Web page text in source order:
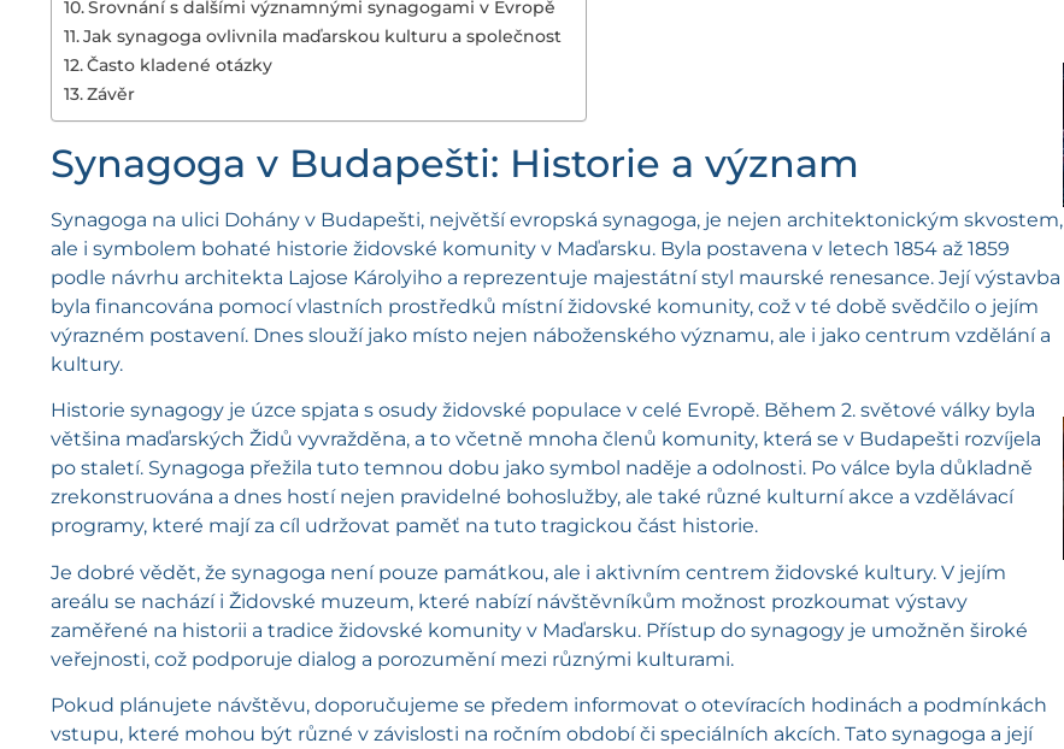
Srovnání s dalšími významnými synagogami v Evropě
Jak synagoga ovlivnila maďarskou kulturu a společnost
Často kladené otázky
Závěr
Synagoga v Budapešti: Historie a význam
Synagoga na ulici Dohány v Budapešti, největší evropská synagoga, je nejen architektonickým skvostem,
ale i symbolem bohaté historie židovské komunity v Maďarsku. Byla postavena v letech 1854 až 1859
podle návrhu architekta Lajose Károlyiho a reprezentuje majestátní styl maurské renesance. Její výstavba
byla financována pomocí vlastních prostředků místní židovské komunity, což v té době svědčilo o jejím
výrazném postavení. Dnes slouží jako místo nejen náboženského významu, ale i jako centrum vzdělání a
kultury.
Historie synagogy je úzce spjata s osudy židovské populace v celé Evropě. Během 2. světové války byla
většina maďarských Židů vyvražděna, a to včetně mnoha členů komunity, která se v Budapešti rozvíjela
po staletí. Synagoga přežila tuto temnou dobu jako symbol naděje a odolnosti. Po válce byla důkladně
zrekonstruována a dnes hostí nejen pravidelné bohoslužby, ale také různé kulturní akce a vzdělávací
programy, které mají za cíl udržovat paměť na tuto tragickou část historie.
Je dobré vědět, že synagoga není pouze památkou, ale i aktivním centrem židovské kultury. V jejím
areálu se nachází i Židovské muzeum, které nabízí návštěvníkům možnost prozkoumat výstavy
zaměřené na historii a tradice židovské komunity v Maďarsku. Přístup do synagogy je umožněn široké
veřejnosti, což podporuje dialog a porozumění mezi různými kulturami.
Pokud plánujete návštěvu, doporučujeme se předem informovat o otevíracích hodinách a podmínkách
vstupu, které mohou být různé v závislosti na ročním období či speciálních akcích. Tato synagoga a její